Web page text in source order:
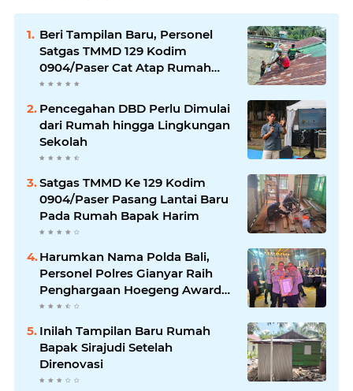
Beri Tampilan Baru, Personel
Satgas TMMD 129 Kodim
0904/Paser Cat Atap Rumah
Marbot
Pencegahan DBD Perlu Dimulai
dari Rumah hingga Lingkungan
Sekolah
Satgas TMMD Ke 129 Kodim
0904/Paser Pasang Lantai Baru
Pada Rumah Bapak Harim
Harumkan Nama Polda Bali,
Personel Polres Gianyar Raih
Penghargaan Hoegeng Awards
2026
Inilah Tampilan Baru Rumah
Bapak Sirajudi Setelah
Direnovasi